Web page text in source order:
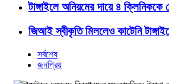
টাঙ্গাইলে অনিয়মের দায়ে ৪ ক্লিনিককে
জিআই স্বীকৃতি মিললেও কাটেনি
সর্বশেষ
জনপ্রিয়